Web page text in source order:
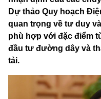
Dự thảo Quy hoạch
quan trọng về tư duy
phù hợp với đặc điểm
đầu tư đường dây và
tải.